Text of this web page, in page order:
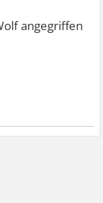
angegriffen